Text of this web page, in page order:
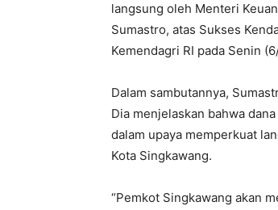
langsung oleh Menteri
Sumastro, atas Sukses
Kemendagri RI pada Senin
Dalam sambutannya,
Dia menjelaskan bahwa
dalam upaya memperkuat
Kota Singkawang.
“Pemkot Singkawang akan